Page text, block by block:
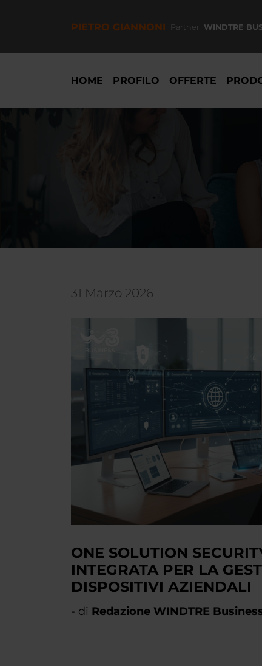
PIETRO GIANNONI Partner WINDTRE
PRINCIPALE
HOME PROFILO OFFERTE
31 Marzo 2026
ONE SOLUTION
INTEGRATA PER LA
DISPOSITIVI AZIENDALI
- di Redazione WINDTRE